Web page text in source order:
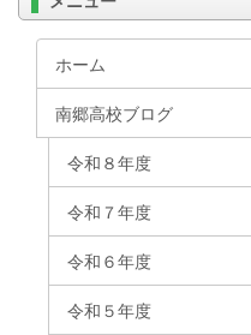
ホーム
南郷高校ブログ
令和８年度
令和７年度
令和６年度
令和５年度